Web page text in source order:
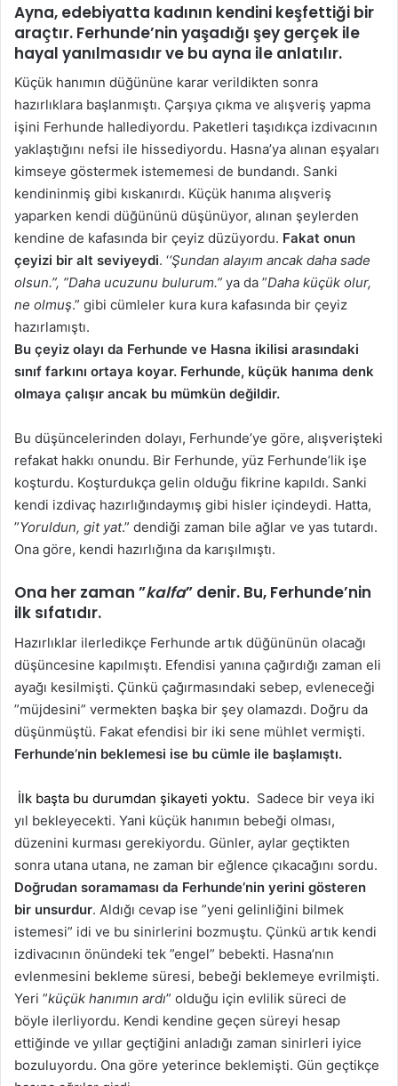
Ayna, edebiyatta kadının kendini keşfettiği bir
araçtır. Ferhunde’nin yaşadığı şey gerçek ile
hayal yanılmasıdır ve bu ayna ile anlatılır.
Küçük hanımın düğününe karar verildikten sonra
hazırlıklara başlanmıştı. Çarşıya çıkma ve alışveriş yapma
işini Ferhunde hallediyordu. Paketleri taşıdıkça izdivacının
yaklaştığını nefsi ile hissediyordu. Hasna’ya alınan eşyaları
kimseye göstermek istememesi de bundandı. Sanki
kendininmiş gibi kıskanırdı. Küçük hanıma alışveriş
yaparken kendi düğününü düşünüyor, alınan şeylerden
kendine de kafasında bir çeyiz düzüyordu. Fakat onun
çeyizi bir alt seviyeydi. ‘‘Şundan alayım ancak daha sade
olsun.”, ”Daha ucuzunu bulurum.” ya da ”Daha küçük olur,
ne olmuş.” gibi cümleler kura kura kafasında bir çeyiz
hazırlamıştı.
Bu çeyiz olayı da Ferhunde ve Hasna ikilisi arasındaki
sınıf farkını ortaya koyar. Ferhunde, küçük hanıma denk
olmaya çalışır ancak bu mümkün değildir.
Bu düşüncelerinden dolayı, Ferhunde’ye göre, alışverişteki
refakat hakkı onundu. Bir Ferhunde, yüz Ferhunde’lik işe
koşturdu. Koşturdukça gelin olduğu fikrine kapıldı. Sanki
kendi izdivaç hazırlığındaymış gibi hisler içindeydi. Hatta,
”Yoruldun, git yat.” dendiği zaman bile ağlar ve yas tutardı.
Ona göre, kendi hazırlığına da karışılmıştı.
Ona her zaman ”kalfa” denir. Bu, Ferhunde’nin
ilk sıfatıdır.
Hazırlıklar ilerledikçe Ferhunde artık düğününün olacağı
düşüncesine kapılmıştı. Efendisi yanına çağırdığı zaman eli
ayağı kesilmişti. Çünkü çağırmasındaki sebep, evleneceği
”müjdesini” vermekten başka bir şey olamazdı. Doğru da
düşünmüştü. Fakat efendisi bir iki sene mühlet vermişti.
Ferhunde’nin beklemesi ise bu cümle ile başlamıştı.
İlk başta bu durumdan şikayeti yoktu. Sadece bir veya iki
yıl bekleyecekti. Yani küçük hanımın bebeği olması,
düzenini kurması gerekiyordu. Günler, aylar geçtikten
sonra utana utana, ne zaman bir eğlence çıkacağını sordu.
Doğrudan soramaması da Ferhunde’nin yerini gösteren
bir unsurdur. Aldığı cevap ise ”yeni gelinliğini bilmek
istemesi” idi ve bu sinirlerini bozmuştu. Çünkü artık kendi
izdivacının önündeki tek ”engel” bebekti. Hasna’nın
evlenmesini bekleme süresi, bebeği beklemeye evrilmişti.
Yeri ”küçük hanımın ardı” olduğu için evlilik süreci de
böyle ilerliyordu. Kendi kendine geçen süreyi hesap
ettiğinde ve yıllar geçtiğini anladığı zaman sinirleri iyice
bozuluyordu. Ona göre yeterince beklemişti. Gün geçtikçe